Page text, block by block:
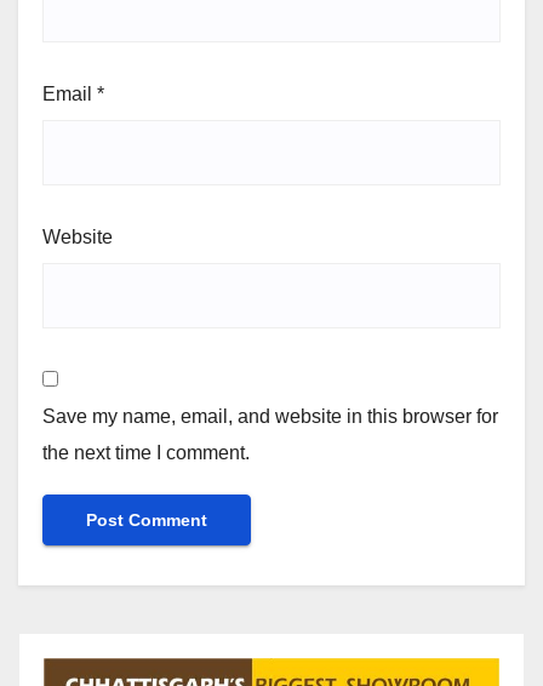
Email *
Website
Save my name, email, and website in this browser for
the next time I comment.